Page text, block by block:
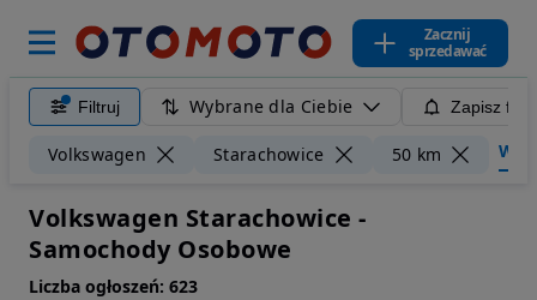
Zacznij
sprzedawać
Filtruj Wybrane dla Ciebie Zapisz
Volkswagen Starachowice 50 km
Volkswagen Starachowice -
Samochody Osobowe
Liczba ogłoszeń: 623